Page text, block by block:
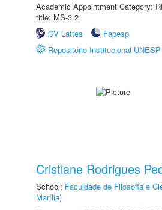
Academic Appointment Category:
title: MS-3.2
CV Lattes
Fapesp
Repositório Institucional UNESP
Cristiane Rodrigues
School: Faculdade de Filosofia e
Marília)